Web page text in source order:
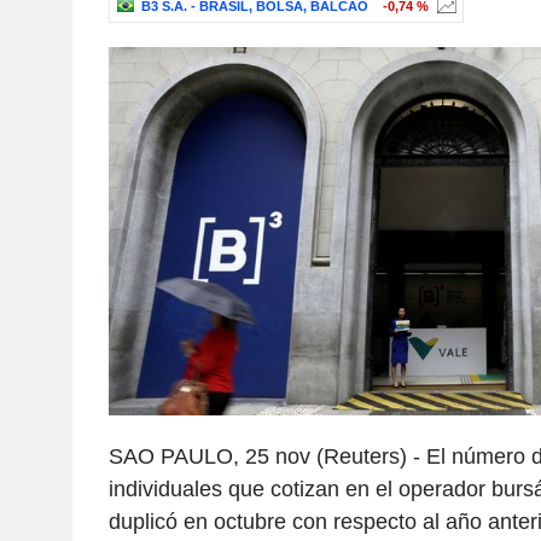
B3 S.A. - BRASIL, BOLSA, BALCÃO -0,74 %
SAO PAULO, 25 nov (Reuters) - El número
individuales que cotizan en el operador
duplicó en octubre con respecto al año